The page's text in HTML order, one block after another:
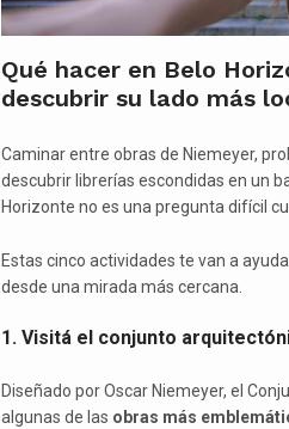
Qué hacer en Belo
descubrir su lado más
Caminar entre obras de Niemeyer,
descubrir librerías escondidas en un
Horizonte no es una pregunta difícil
Estas cinco actividades te van a
desde una mirada más cercana.
1. Visitá el conjunto
Diseñado por Oscar Niemeyer, el
algunas de las obras más